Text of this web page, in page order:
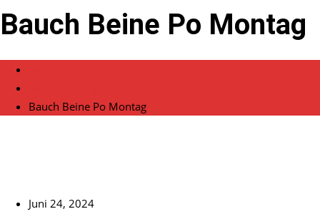
Bauch Beine Po Montag
Bauch Beine Po Montag
Juni 24, 2024